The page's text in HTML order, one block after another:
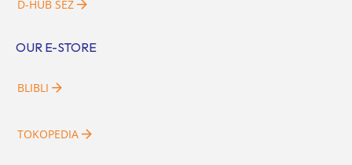
D-HUB SEZ
OUR E-STORE
BLIBLI
TOKOPEDIA